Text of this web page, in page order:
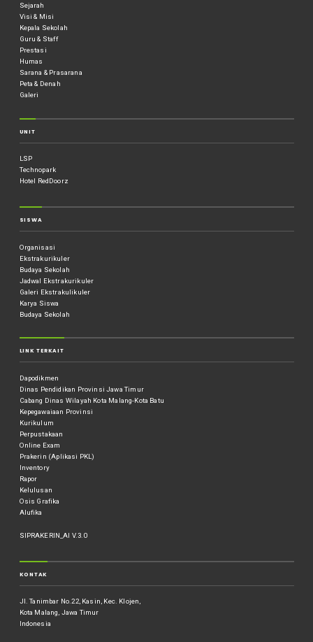
Sejarah
Visi & Misi
Kepala Sekolah
Guru & Staff
Prestasi
Humas
Sarana & Prasarana
Peta & Denah
Galeri
UNIT
LSP
Technopark
Hotel RedDoorz
SISWA
Organisasi
Ekstrakurikuler
Budaya Sekolah
Jadwal Ekstrakurikuler
Galeri Ekstrakulikuler
Karya Siswa
Budaya Sekolah
LINK TERKAIT
Dapodikmen
Dinas Pendidikan Provinsi Jawa Timur
Cabang Dinas Wilayah Kota Malang-Kota Batu
Kepegawaiaan Provinsi
Kurikulum
Perpustakaan
Online Exam
Prakerin (Aplikasi PKL)
Inventory
Rapor
Kelulusan
Osis Grafika
Alufika
SIPRAKERIN_AI V.3.0
KONTAK
Jl. Tanimbar No.22, Kasin, Kec. Klojen,
Kota Malang, Jawa Timur
Indonesia